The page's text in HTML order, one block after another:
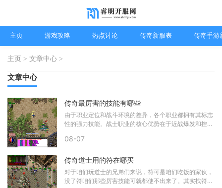
主页 游戏攻略 热点讨论 传奇新服表 传奇手游
主页 > 文章中心 >
文章中心
传奇最厉害的技能有哪些
由于职业定位和战斗环境的差异，各个职业都拥有其标志
性的强力技能。战士职业的核心优势在于近战爆发和控
08-07
传奇道士用的符在哪买
对于咱们玩道士的兄弟们来说，符可是咱们吃饭的家伙，
没了符咱们那些厉害技能可就都使不出来了。其实找符这